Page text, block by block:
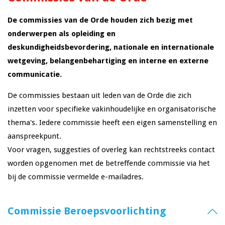
De commissies van de Orde houden zich bezig met
onderwerpen als opleiding en
deskundigheidsbevordering, nationale en internationale
wetgeving, belangenbehartiging en interne en externe
communicatie.
De commissies bestaan uit leden van de Orde die zich
inzetten voor specifieke vakinhoudelijke en organisatorische
thema's. Iedere commissie heeft een eigen samenstelling en
aanspreekpunt.
Voor vragen, suggesties of overleg kan rechtstreeks contact
worden opgenomen met de betreffende commissie via het
bij de commissie vermelde e-mailadres.
Commissie Beroepsvoorlichting